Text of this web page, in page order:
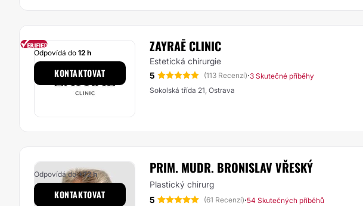
ZAYRAĒ CLINIC
Estetická chirurgie
5
(113 Recenzí)·3 Skutečné příběhy
Sokolská třída 21, Ostrava
Odpovídá do 12 h
KONTAKTOVAT
PRIM. MUDR. BRONISLAV VŘESKÝ
Plastický chirurg
5
(61 Recenzí)·54 Skutečných příběhů
Odpovídá do+72 h
KONTAKTOVAT